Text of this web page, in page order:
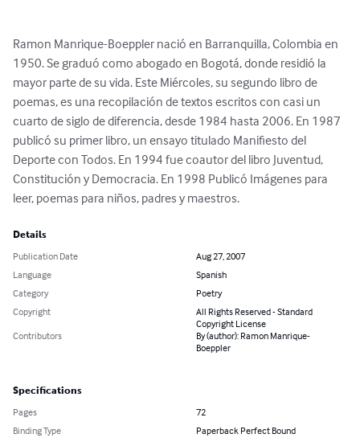
Ramon Manrique-Boeppler nació en Barranquilla, Colombia en
1950. Se graduó como abogado en Bogotá, donde residió la
mayor parte de su vida. Este Miércoles, su segundo libro de
poemas, es una recopilación de textos escritos con casi un
cuarto de siglo de diferencia, desde 1984 hasta 2006. En 1987
publicó su primer libro, un ensayo titulado Manifiesto del
Deporte con Todos. En 1994 fue coautor del libro Juventud,
Constitución y Democracia. En 1998 Publicó Imágenes para
leer, poemas para niños, padres y maestros.
Details
Publication Date
Aug 27, 2007
Language
Spanish
Category
Poetry
Copyright
All Rights Reserved - Standard
Copyright License
Contributors
By (author): Ramon Manrique-
Boeppler
Specifications
Pages
72
Binding Type
Paperback Perfect Bound